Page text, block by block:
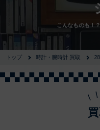
こんなものも！
トップ 時計・腕時計 買取